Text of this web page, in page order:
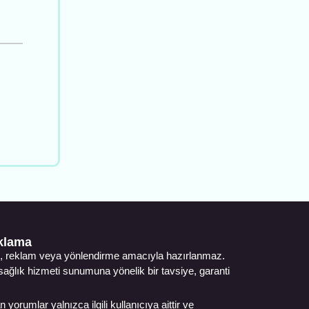
reklam veya yönlendirme amacıyla hazırlanmaz.
hizmeti sunumuna yönelik bir tavsiye, garanti
yorumlar yalnızca ilgili kullanıcıya aittir ve